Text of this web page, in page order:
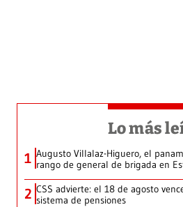
Lo más
1 Augusto Villalaz-Higuero, el
rango de general de brigada en
2 CSS advierte: el 18 de agosto
sistema de pensiones